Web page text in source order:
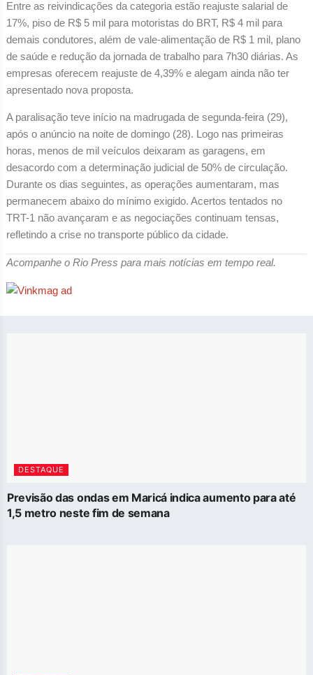
Entre as reivindicações da categoria estão reajuste salarial de
17%, piso de R$ 5 mil para motoristas do BRT, R$ 4 mil para
demais condutores, além de vale-alimentação de R$ 1 mil, plano
de saúde e redução da jornada de trabalho para 7h30 diárias. As
empresas oferecem reajuste de 4,39% e alegam ainda não ter
apresentado nova proposta.
A paralisação teve início na madrugada de segunda-feira (29),
após o anúncio na noite de domingo (28). Logo nas primeiras
horas, menos de mil veículos deixaram as garagens, em
desacordo com a determinação judicial de 50% de circulação.
Durante os dias seguintes, as operações aumentaram, mas
permanecem abaixo do mínimo exigido. Acertos tentados no
TRT-1 não avançaram e as negociações continuam tensas,
refletindo a crise no transporte público da cidade.
Acompanhe o Rio Press para mais notícias em tempo real.
DESTAQUE
Previsão das ondas em Maricá indica aumento para até
1,5 metro neste fim de semana